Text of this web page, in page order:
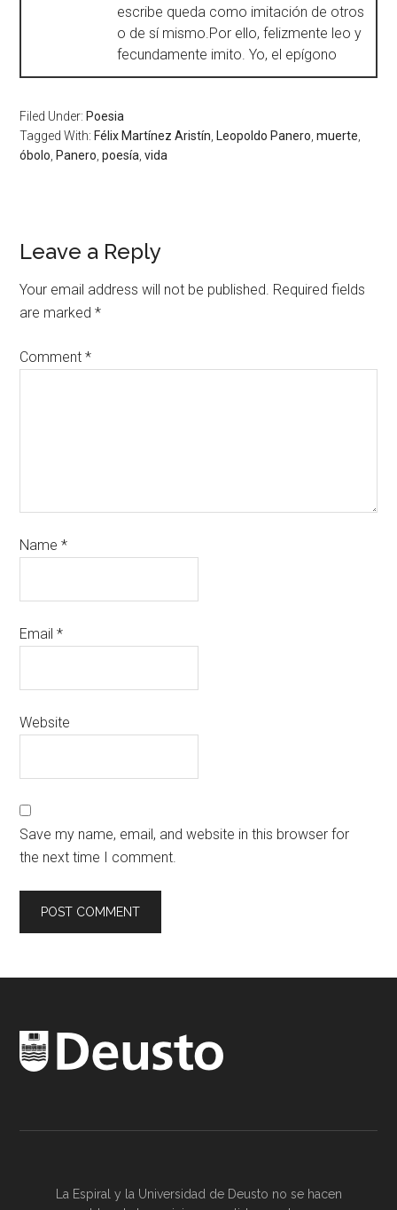
escribe queda como imitación de otros
o de sí mismo.Por ello, felizmente leo y
fecundamente imito. Yo, el epígono
Filed Under: Poesia
Tagged With: Félix Martínez Aristín Leopoldo Panero ,muerte
óbolo Panero ,poesía ,vida
Leave a Reply
Your email address will not be published. Required fields
are marked*
Comment*
Name*
Email*
Website
Save my name, email, and website in this browser for
the next time I comment.
La Espiral y la Universidad de Deusto no se hacen